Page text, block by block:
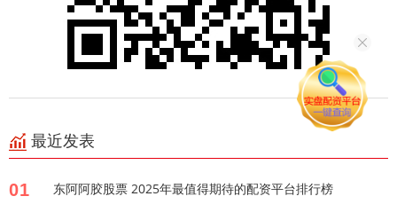
最近发表
01 东阿阿胶股票 2025年最值得期待的配资平台排行榜